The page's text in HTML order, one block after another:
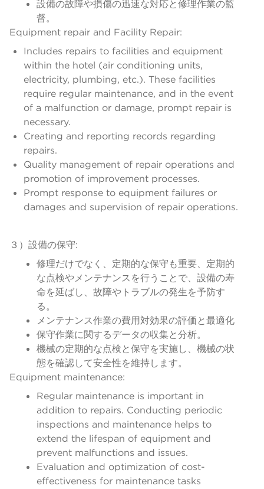
設備の故障や損傷の迅速な対応と修理作業の監
督。
Equipment repair and Facility Repair:
Includes repairs to facilities and equipment
within the hotel (air conditioning units,
electricity, plumbing, etc.). These facilities
require regular maintenance, and in the event
of a malfunction or damage, prompt repair is
necessary.
Creating and reporting records regarding
repairs.
Quality management of repair operations and
promotion of improvement processes.
Prompt response to equipment failures or
damages and supervision of repair operations.
３）設備の保守:
修理だけでなく、定期的な保守も重要、定期的
な点検やメンテナンスを行うことで、設備の寿
命を延ばし、故障やトラブルの発生を予防す
る。
メンテナンス作業の費用対効果の評価と最適化
保守作業に関するデータの収集と分析。
機械の定期的な点検と保守を実施し、機械の状
態を確認して安全性を維持します。
Equipment maintenance:
Regular maintenance is important in
addition to repairs. Conducting periodic
inspections and maintenance helps to
extend the lifespan of equipment and
prevent malfunctions and issues.
Evaluation and optimization of cost-
effectiveness for maintenance tasks